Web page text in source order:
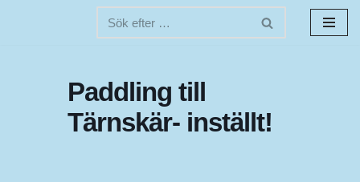
Paddling till
Tärnskär- inställt!